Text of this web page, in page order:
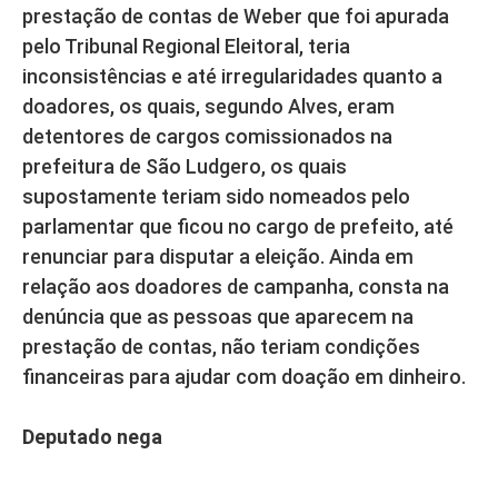
prestação de contas de Weber que foi apurada
pelo Tribunal Regional Eleitoral, teria
inconsistências e até irregularidades quanto a
doadores, os quais, segundo Alves, eram
detentores de cargos comissionados na
prefeitura de São Ludgero, os quais
supostamente teriam sido nomeados pelo
parlamentar que ficou no cargo de prefeito, até
renunciar para disputar a eleição. Ainda em
relação aos doadores de campanha, consta na
denúncia que as pessoas que aparecem na
prestação de contas, não teriam condições
financeiras para ajudar com doação em dinheiro.
Deputado nega